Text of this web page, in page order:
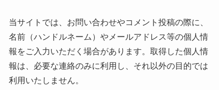
当サイトでは、お問い合わせやコメント投稿の際に、
名前（ハンドルネーム）やメールアドレス等の個人情
報をご入力いただく場合があります。取得した個人情
報は、必要な連絡のみに利用し、それ以外の目的では
利用いたしません。